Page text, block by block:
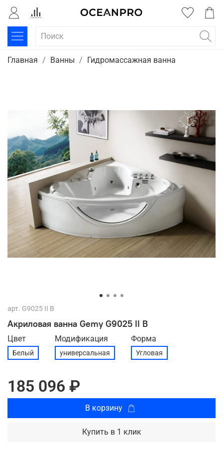
Главная Ванны Гидромассажная ванна
арт. G9025 II B
Акриловая ванна Gemy G9025 II B
Цвет
Белый
Модификация
универсальная
Форма
Угловая
185 096 ₽
В корзину
Купить в 1 клик